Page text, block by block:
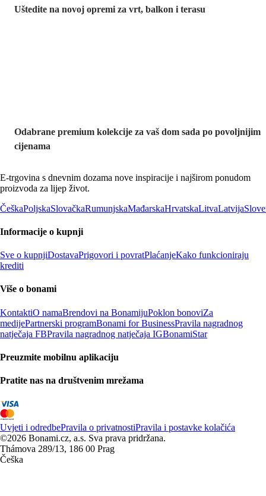
Uštedite na novoj opremi za vrt, balkon i terasu
Odabrane premium kolekcije za vaš dom sada po povoljnijim
cijenama
E-trgovina s dnevnim dozama nove inspiracije i najširom ponudom
proizvoda za lijep život.
ČeškaPoljskaSlovačkaRumunjskaMađarskaHrvatskaLitvaLatvija
Informacije o kupnji
Sve o kupnjiDostavaPrigovori i povratPlaćanjeKako funkcioniraju
krediti
Više o bonami
KontaktiO namaBrendovi na BonamijuPoklon bonoviZa
medijePartnerski programBonami for BusinessPravila nagradnog
natječaja FBPravila nagradnog natječaja IGBonamiStar
Preuzmite mobilnu aplikaciju
Pratite nas na društvenim mrežama
Uvjeti i odredbePravila o privatnostiPravila i postavke kolačića
©2026 Bonami.cz, a.s. Sva prava pridržana.
Thámova 289/13, 186 00 Prag
Češka